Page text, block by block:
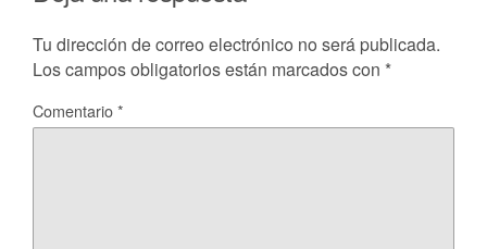
Tu dirección de correo electrónico no será publicada.
Los campos obligatorios están marcados con *
Comentario*